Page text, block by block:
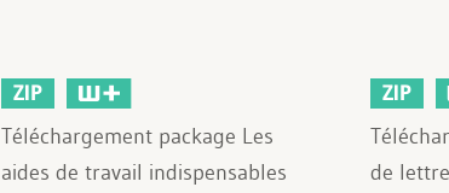
ZIP
Téléchargement package Les
aides de travail indispensables
ZIP
de